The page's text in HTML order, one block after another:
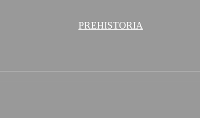
PREHISTORIA